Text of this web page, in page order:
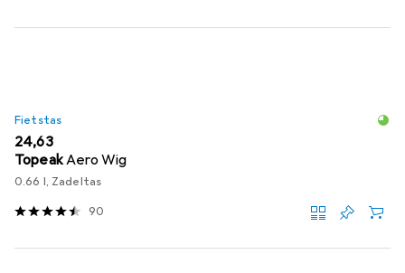
Fietstas
EUR
24,63
TopeakAero Wig
0.66 l, Zadeltas
90